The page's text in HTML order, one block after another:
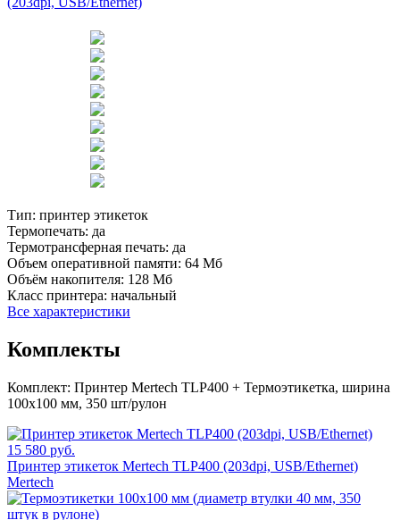
Тип: принтер этикеток
Термопечать: да
Термотрансферная печать: да
Объем оперативной памяти: 64 Мб
Объём накопителя: 128 Мб
Класс принтера: начальный
Все характеристики
Комплекты
Комплект: Принтер Mertech TLP400 + Термоэтикетка, ширина
100х100 мм, 350 шт/рулон
15 580 руб.
Принтер этикеток Mertech TLP400 (203dpi, USB/Ethernet)
Mertech